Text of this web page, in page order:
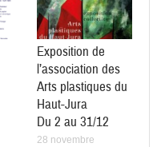
Exposition de
l’association des
Arts plastiques du
Haut-Jura
Du 2 au 31/12
28 novembre